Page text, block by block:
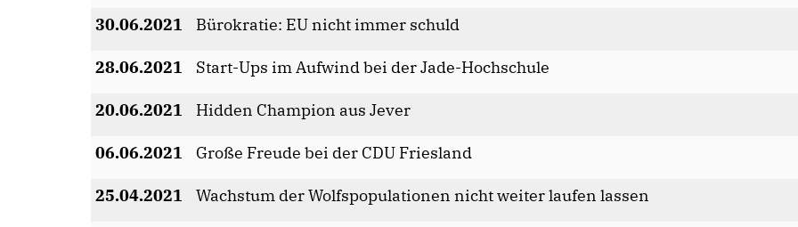
30.06.2021 Bürokratie: EU nicht immer schuld
28.06.2021 Start-Ups im Aufwind bei der Jade-Hochschule
20.06.2021 Hidden Champion aus Jever
06.06.2021 Große Freude bei der CDU Friesland
25.04.2021 Wachstum der Wolfspopulationen nicht weiter laufen lassen